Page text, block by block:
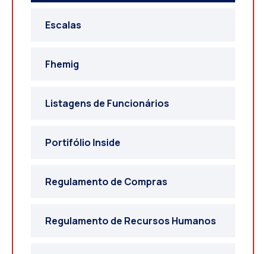
Escalas
Fhemig
Listagens de Funcionários
Portifólio Inside
Regulamento de Compras
Regulamento de Recursos Humanos